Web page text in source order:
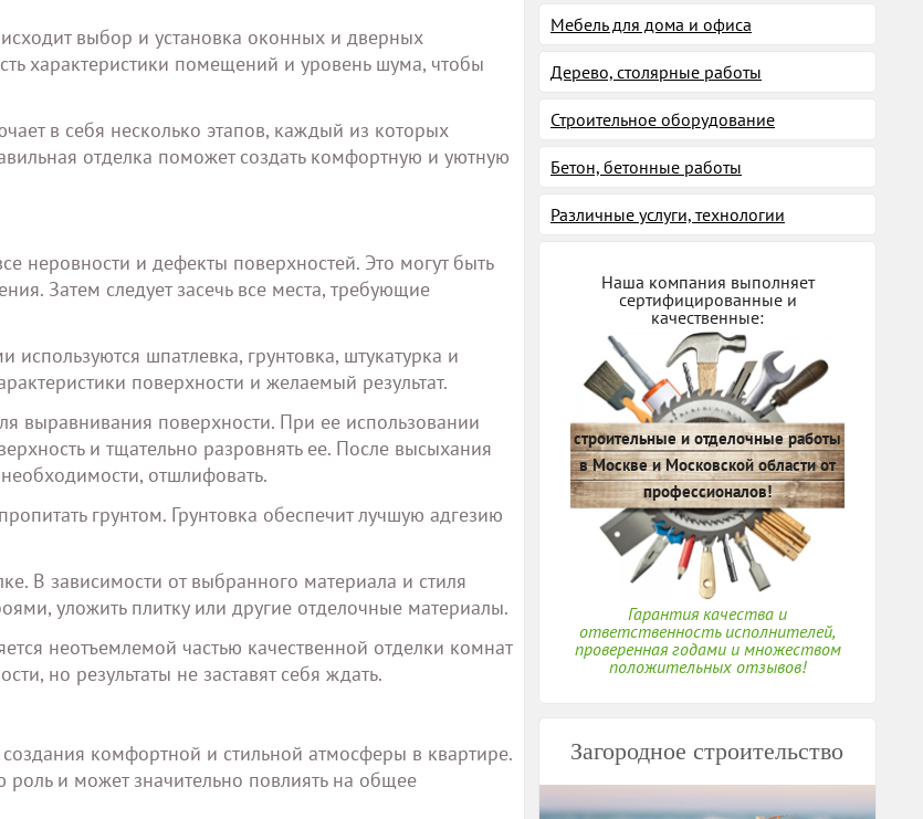
выбор и установка оконных и дверных
характеристики помещений и уровень шума, чтобы
в себя несколько этапов, каждый из которых
отделка поможет создать комфортную и уютную
неровности и дефекты поверхностей. Это могут быть
Затем следует засечь все места, требующие
шпатлевка, грунтовка, штукатурка и
поверхности и желаемый результат.
выравнивания поверхности. При ее использовании
и тщательно разровнять ее. После высыхания
отшлифовать.
грунтом. Грунтовка обеспечит лучшую адгезию
В зависимости от выбранного материала и стиля
уложить плитку или другие отделочные материалы.
неотъемлемой частью качественной отделки комнат
но результаты не заставят себя ждать.
комфортной и стильной атмосферы в квартире.
и может значительно повлиять на общее
Мебель для дома и офиса
Дерево, столярные работы
Строительное оборудование
Бетон, бетонные работы
Различные услуги, технологии
Наша компания выполняет
сертифицированные и
качественные:
строительные и отделочные работы
в Москве и Московской области от
профессионалов!
Гарантия качества и
ответственность исполнителей,
проверенная годами и множеством
положительных отзывов!
Загородное строительство